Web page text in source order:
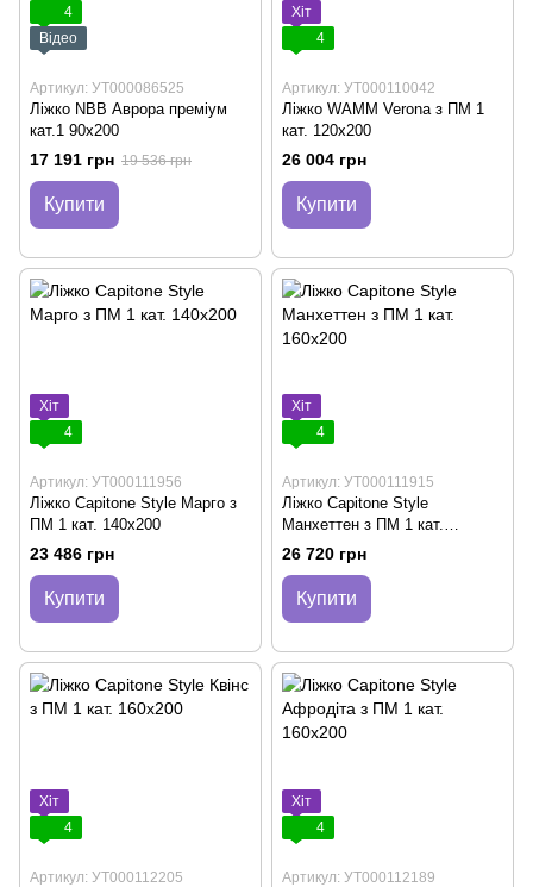
4
Відео
Артикул: УТ000086525
Ліжко NBB Аврора преміум
кат.1 90х200
17 191 грн 19 536 грн
Купити
Хіт
4
Артикул: УТ000110042
Ліжко WAMM Verona з ПМ 1
кат. 120x200
26 004 грн
Купити
Хіт
4
Артикул: УТ000111956
Ліжко Capitone Style Марго з
ПМ 1 кат. 140x200
23 486 грн
Купити
Хіт
4
Артикул: УТ000111915
Ліжко Capitone Style
Манхеттен з ПМ 1 кат.
160x200
26 720 грн
Купити
Хіт
4
Артикул: УТ000112205
Хіт
4
Артикул: УТ000112189